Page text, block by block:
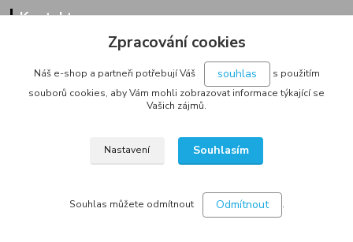
Kontakty
Zákaznická linka
+420 733 713 851
Zpracování cookies
Náš e-shop a partneři potřebují Váš souhlas
s použitím
souborů cookies, aby Vám mohli zobrazovat informace týkající se
Vašich zájmů.
Nastavení Souhlasím
Souhlas můžete odmítnout Odmítnout .